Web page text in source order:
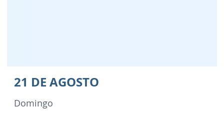
21 DE AGOSTO
Domingo